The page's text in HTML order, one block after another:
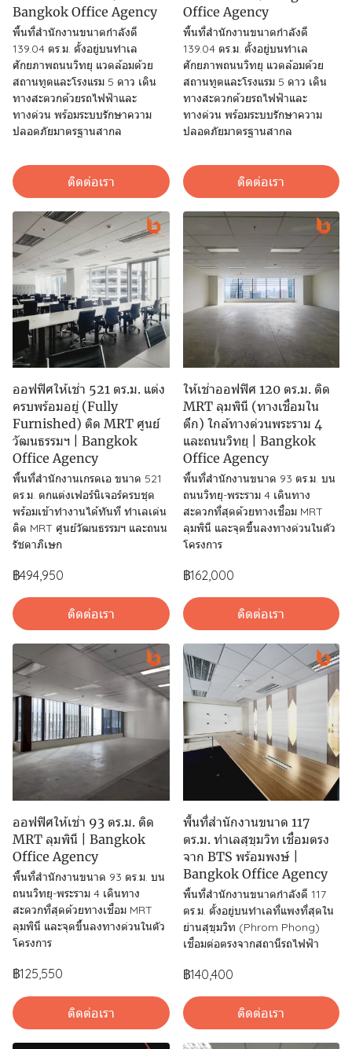
Bangkok Office Agency
พื้นที่สำนักงานขนาดกำลังดี
139.04 ตร.ม. ตั้งอยู่บนทำเล
ศักยภาพถนนวิทยุ แวดล้อมด้วย
สถานทูตและโรงแรม 5 ดาว เดิน
ทางสะดวกด้วยรถไฟฟ้าและ
ทางด่วน พร้อมระบบรักษาความ
ปลอดภัยมาตรฐานสากล
ติดต่อเรา
Office Agency
พื้นที่สำนักงานขนาดกำลังดี
139.04 ตร.ม. ตั้งอยู่บนทำเล
ศักยภาพถนนวิทยุ แวดล้อมด้วย
สถานทูตและโรงแรม 5 ดาว เดิน
ทางสะดวกด้วยรถไฟฟ้าและ
ทางด่วน พร้อมระบบรักษาความ
ปลอดภัยมาตรฐานสากล
ติดต่อเรา
ออฟฟิศให้เช่า 521 ตร.ม. แต่ง
ครบพร้อมอยู่ (Fully
Furnished) ติด MRT ศูนย์
วัฒนธรรมฯ | Bangkok
Office Agency
พื้นที่สำนักงานเกรดเอ ขนาด 521
ตร.ม. ตกแต่งเฟอร์นิเจอร์ครบชุด
พร้อมเข้าทำงานได้ทันที ทำเลเด่น
ติด MRT ศูนย์วัฒนธรรมฯ และถนน
รัชดาภิเษก
฿494,950
ติดต่อเรา
ให้เช่าออฟฟิศ 120 ตร.ม. ติด
MRT ลุมพินี (ทางเชื่อมใน
ตึก) ใกล้ทางด่วนพระราม 4
และถนนวิทยุ | Bangkok
Office Agency
พื้นที่สำนักงานขนาด 93 ตร.ม. บน
ถนนวิทยุ-พระราม 4 เดินทาง
สะดวกที่สุดด้วยทางเชื่อม MRT
ลุมพินี และจุดขึ้นลงทางด่วนในตัว
โครงการ
฿162,000
ติดต่อเรา
ออฟฟิศให้เช่า 93 ตร.ม. ติด
MRT ลุมพินี | Bangkok
Office Agency
พื้นที่สำนักงานขนาด 93 ตร.ม. บน
ถนนวิทยุ-พระราม 4 เดินทาง
สะดวกที่สุดด้วยทางเชื่อม MRT
ลุมพินี และจุดขึ้นลงทางด่วนในตัว
โครงการ
฿125,550
ติดต่อเรา
พื้นที่สำนักงานขนาด 117
ตร.ม. ทำเลสุขุมวิท เชื่อมตรง
จาก BTS พร้อมพงษ์ |
Bangkok Office Agency
พื้นที่สำนักงานขนาดกำลังดี 117
ตร.ม. ตั้งอยู่บนทำเลที่แพงที่สุดใน
ย่านสุขุมวิท (Phrom Phong)
เชื่อมต่อตรงจากสถานีรถไฟฟ้า
฿140,400
ติดต่อเรา